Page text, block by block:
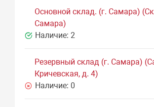
Основной склад. (г. Самара)
Самара)
Наличие: 2
Резервный склад (г. Самара)
Кричевская, д. 4)
Наличие: 0